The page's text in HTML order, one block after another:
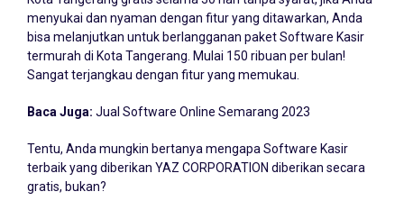
menyukai dan nyaman dengan fitur yang ditawarkan, Anda
bisa melanjutkan untuk berlangganan paket Software Kasir
termurah di Kota Tangerang. Mulai 150 ribuan per bulan!
Sangat terjangkau dengan fitur yang memukau.
Baca Juga: Jual Software Online Semarang 2023
Tentu, Anda mungkin bertanya mengapa Software Kasir
terbaik yang diberikan YAZ CORPORATION diberikan secara
gratis, bukan?